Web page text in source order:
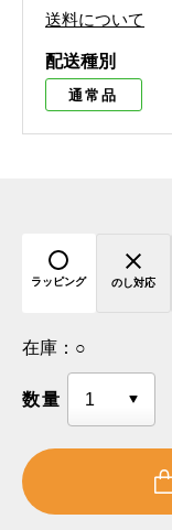
送料について
配送種別
通常品
ラッピング のし対応
在庫： ○
数量